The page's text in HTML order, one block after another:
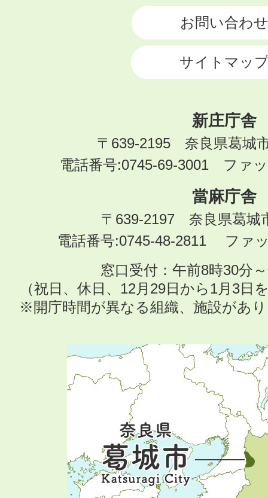
お問い合わせ
サイトマッ
新庄庁舎
〒639-2195 奈良県葛城
電話番号:0745-69-3001 ファ
當麻庁舎
〒639-2197 奈良県葛城
電話番号:0745-48-2811 ファ
窓口受付：午前8時30分
（祝日、休日、12月29日から1月3日
※開庁時間が異なる組織、施設があ